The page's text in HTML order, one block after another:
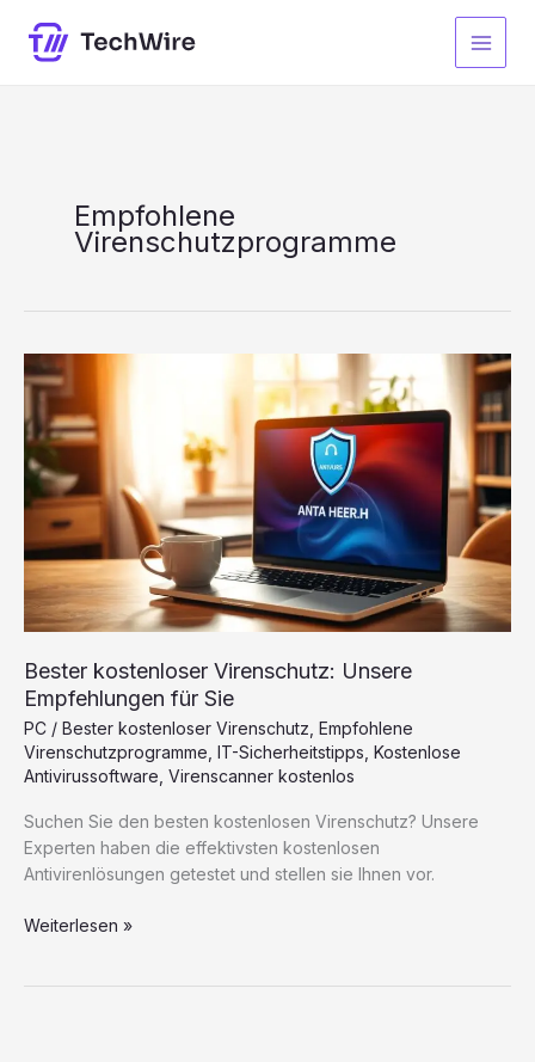
Inhalt
springen
Empfohlene
Virenschutzprogramme
Bester kostenloser Virenschutz: Unsere
Empfehlungen für Sie
PC / Bester kostenloser Virenschutz Empfohlene
Virenschutzprogramme IT-Sicherheitstipps Kostenlose
Antivirussoftware Virenscanner kostenlos
Suchen Sie den besten kostenlosen Virenschutz? Unsere
Experten haben die effektivsten kostenlosen
Antivirenlösungen getestet und stellen sie Ihnen vor.
Bester
Weiterlesen »